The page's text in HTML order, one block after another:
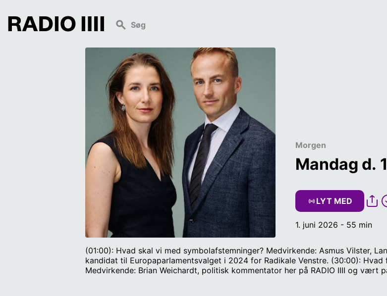
Morgen
Mandag d.
LYT MED
1. juni 2026 - 55 min
(01:00): Hvad skal vi med symbolafstemninger? Medvirkende: Asmus Vilster,
kandidat til Europaparlamentsvalget i 2024 for Radikale Venstre. (30:00):
Medvirkende: Brian Weichardt, politisk kommentator her på RADIO IIII og vært